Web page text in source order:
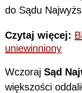
do Sądu
Czytaj więcej:
uniewinniony
Wczoraj Sąd
większości